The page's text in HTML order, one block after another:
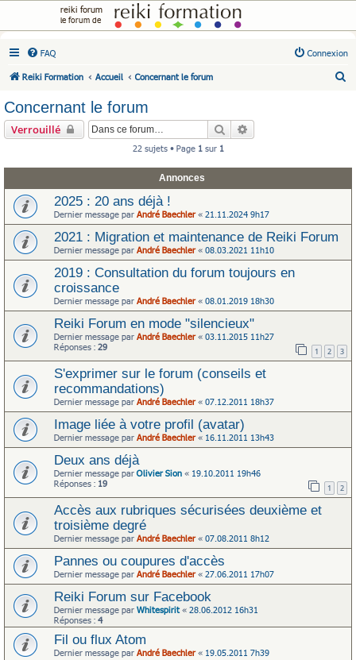
reiki forum
FAQ Connexion
Reiki Formation Accueil Concernant le forum
r
c
e
Concernant le forum
Verrouillé Rechercher
22 sujets • Page 1sur 1
Annonces
2025 : 20 ans déjà !
Dernier message par André Baechler« 21.11.2024 9h17
2021 : Migration et maintenance de Reiki Forum
Dernier message par André Baechler« 08.03.2021 11h10
2019 : Consultation du forum toujours en
croissance
Dernier message par André Baechler« 08.01.2019 18h30
Reiki Forum en mode "silencieux"
Dernier message par André Baechler« 03.11.2015 11h27
Réponses : 29 1 2 3
S'exprimer sur le forum (conseils et
recommandations)
Dernier message par André Baechler« 07.12.2011 18h37
Image liée à votre profil (avatar)
Dernier message par André Baechler« 16.11.2011 13h43
Deux ans déjà
Dernier message parOlivier Sion « 19.10.2011 19h46
Réponses : 19 1 2
Accès aux rubriques sécurisées deuxième et
troisième degré
Dernier message par André Baechler« 07.08.2011 8h12
Pannes ou coupures d'accès
Dernier message par André Baechler« 27.06.2011 17h07
Reiki Forum sur Facebook
Dernier message par Whitespirit« 28.06.2012 16h31
Réponses : 4
Fil ou flux Atom
Dernier message par André Baechler« 19.05.2011 7h39
le forum de